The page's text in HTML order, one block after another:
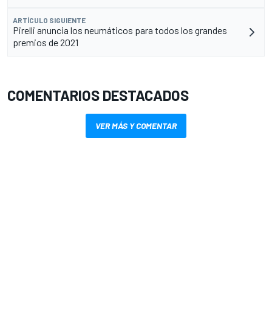
ARTÍCULO SIGUIENTE
Pirelli anuncia los neumáticos para todos los grandes
premios de 2021
COMENTARIOS DESTACADOS
VER MÁS Y COMENTAR